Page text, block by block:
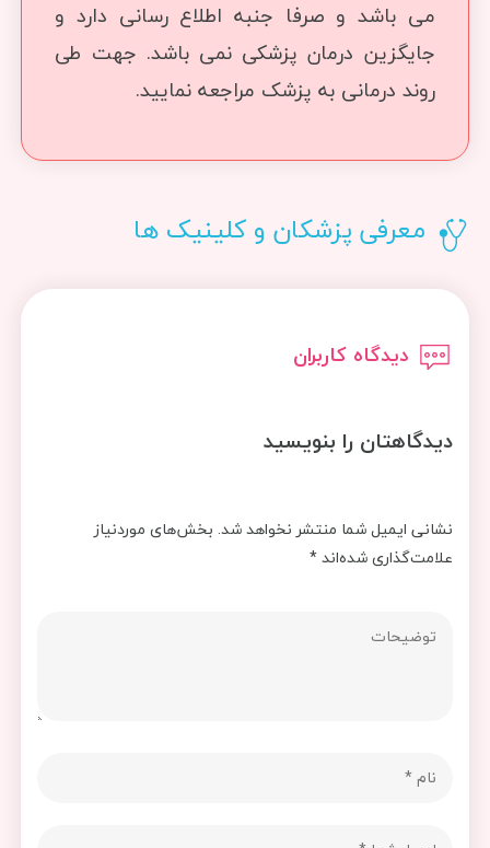
می باشد و صرفا جنبه اطلاع رسانی دارد و
جایگزین درمان پزشکی نمی باشد. جهت طی
روند درمانی به پزشک مراجعه نمایید.
معرفی پزشکان و کلینیک ها
دیدگاه کاربران
دیدگاهتان را بنویسید
نشانی ایمیل شما منتشر نخواهد شد. بخش‌های موردنیاز
علامت‌گذاری شده‌اند*